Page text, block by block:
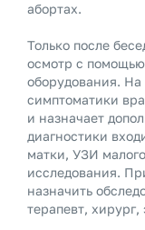
абортах.
Только после
осмотр с
оборудования. На
симптоматики
и назначает
диагностики
матки, УЗИ
исследования.
назначить
терапевт, хирург,